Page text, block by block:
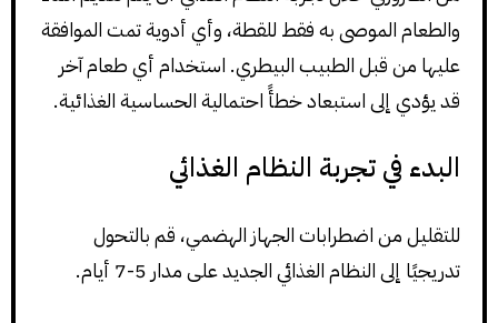
والطعام الموصى به فقط للقطة، وأي أدوية تمت الموافقة
عليها من قبل الطبيب البيطري. استخدام أي طعام آخر
قد يؤدي إلى استبعاد خطأً احتمالية الحساسية الغذائية.
البدء في تجربة النظام الغذائي
للتقليل من اضطرابات الجهاز الهضمي، قم بالتحول
تدريجيًا إلى النظام الغذائي الجديد على مدار 5-7 أيام.